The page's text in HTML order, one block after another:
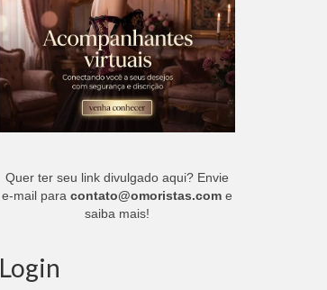
Quer ter seu link divulgado aqui? Envie
e-mail para contato@omoristas.come
saiba mais!
Login